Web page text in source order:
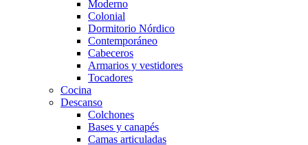
Moderno
Colonial
Dormitorio Nórdico
Contemporáneo
Cabeceros
Armarios y vestidores
Tocadores
Cocina
Descanso
Colchones
Bases y canapés
Camas articuladas